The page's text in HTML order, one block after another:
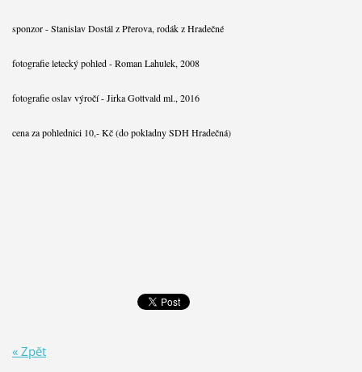
sponzor - Stanislav Dostál z Přerova, rodák z Hradečné
fotografie letecký pohled - Roman Lahulek, 2008
fotografie oslav výročí - Jirka Gottvald ml., 2016
cena za pohlednici 10,- Kč (do pokladny SDH Hradečná)
« Zpět